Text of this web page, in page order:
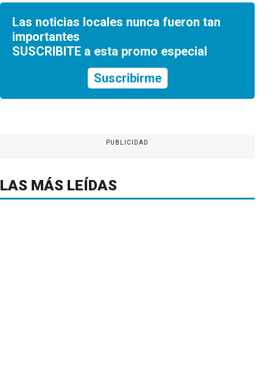
Las noticias locales nunca fueron tan
importantes
SUSCRIBITE a esta promo especial
Suscribirme
PUBLICIDAD
LAS MÁS LEÍDAS